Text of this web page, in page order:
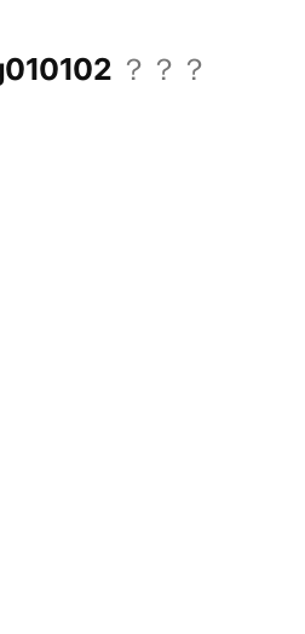
？？？